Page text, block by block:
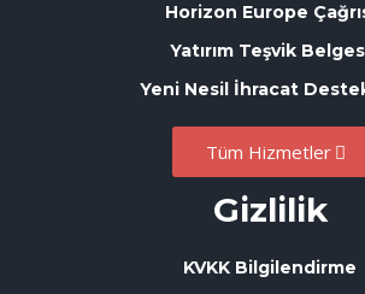
Horizon Europe
Yatırım Teşvik
Yeni Nesil İhracat
Tüm Hizmetler
Gizlilik
KVKK Bilgilendirme